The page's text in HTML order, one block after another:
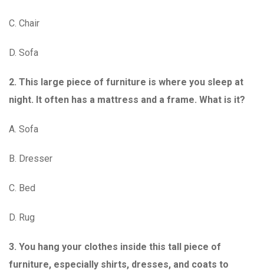
C. Chair
D. Sofa
2. This large piece of furniture is where you sleep at
night. It often has a mattress and a frame. What is it?
A. Sofa
B. Dresser
C. Bed
D. Rug
3. You hang your clothes inside this tall piece of
furniture, especially shirts, dresses, and coats to